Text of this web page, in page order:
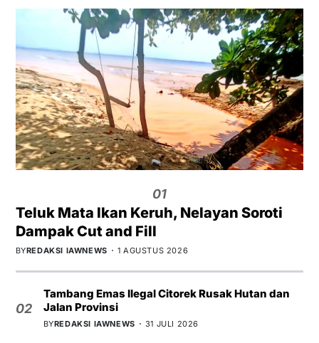
01
Teluk Mata Ikan Keruh, Nelayan Soroti
Dampak Cut and Fill
BYREDAKSI IAWNEWS 1 AGUSTUS 2026
02
Tambang Emas Ilegal Citorek Rusak Hutan dan
Jalan Provinsi
BYREDAKSI IAWNEWS 31 JULI 2026